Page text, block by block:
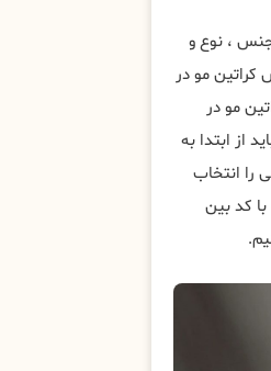
جنس ، نوع و
مو در
مو در
از ابتدا به
را انتخاب
با کد بین